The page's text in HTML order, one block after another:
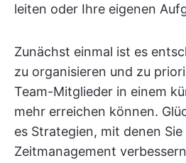
leiten oder Ihre eigenen
Zunächst einmal ist es
zu organisieren und zu
Team-Mitglieder in einem
mehr erreichen können.
es Strategien, mit denen Sie
Zeitmanagement